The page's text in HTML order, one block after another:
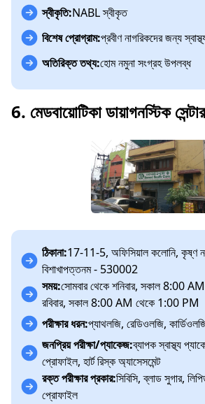
স্বীকৃতি:NABL স্বীকৃত
বিশেষ প্রোগ্রাম:প্রবীণ নাগরিকদের জন্য
অতিরিক্ত তথ্য:হোম নমুনা সংগ্রহ উপলব্ধ
6. মেডবায়োটিকা ডায়াগনস্টিক সেন্টার
ঠিকানা:17-11-5, অফিসিয়াল কলোনি, কৃষ্ণ
বিশাখাপত্তনম - 530002
সময়:সোমবার থেকে শনিবার, সকাল 8:00
রবিবার, সকাল 8:00 AM থেকে 1:00 PM
পরীক্ষার ধরন:প্যাথলজি, রেডিওলজি,
জনপ্রিয় পরীক্ষা/প্যাকেজ:ব্যাপক স্বাস্থ্য
প্রোফাইল, হার্ট রিস্ক অ্যাসেসমেন্ট
রক্ত পরীক্ষার প্রকার:সিবিসি, ব্লাড সুগার,
প্রোফাইল